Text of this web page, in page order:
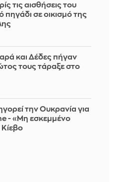
τις αισθήσεις του
πηγάδι σε οικισμό της
και Δέδες πήγαν
τους τάραξε στο
την Ουκρανία για
- «Μη εσκεμμένο
Κίεβο